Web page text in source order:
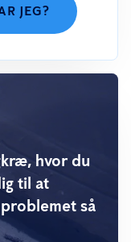
JEG?
hvor du
til at
så